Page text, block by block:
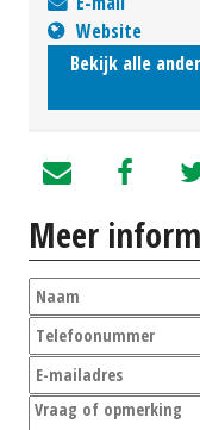
Website
Bekijk alle
Meer